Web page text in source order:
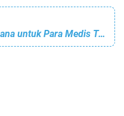
Himahesa Ar-Raniry Galang Dana untuk Para Medis Tangani Corona